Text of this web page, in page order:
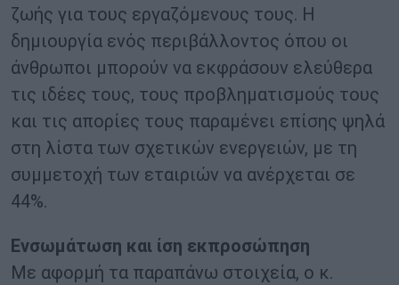
ζωής για τους εργαζόμενους τους. Η
δημιουργία ενός περιβάλλοντος όπου οι
άνθρωποι μπορούν να εκφράσουν ελεύθερα
τις ιδέες τους, τους προβληματισμούς τους
και τις απορίες τους παραμένει επίσης ψηλά
στη λίστα των σχετικών ενεργειών, με τη
συμμετοχή των εταιριών να ανέρχεται σε
44%.
Ενσωμάτωση και ίση εκπροσώπηση
Με αφορμή τα παραπάνω στοιχεία, ο κ.